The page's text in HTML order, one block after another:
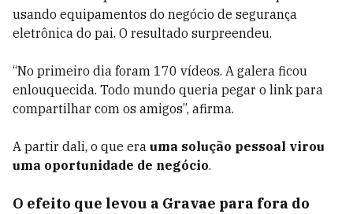
usando equipamentos do negócio de segurança
eletrônica do pai. O resultado surpreendeu.
“No primeiro dia foram 170 vídeos. A galera ficou
enlouquecida. Todo mundo queria pegar o link para
compartilhar com os amigos”, afirma.
A partir dali, o que era uma solução pessoal virou
uma oportunidade de negócio.
O efeito que levou a Gravae para fora do